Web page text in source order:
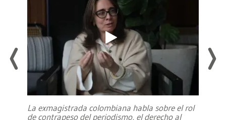
La exmagistrada colombiana habla sobre el rol
de contrapeso del periodismo, el derecho al